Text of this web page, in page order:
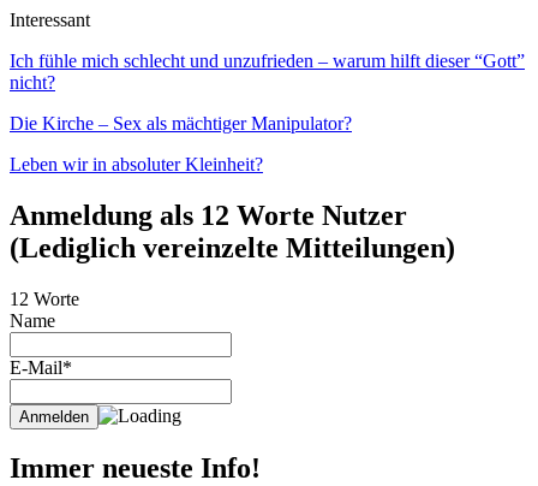
Interessant
Ich fühle mich schlecht und unzufrieden – warum hilft dieser “Gott”
nicht?
Die Kirche – Sex als mächtiger Manipulator?
Leben wir in absoluter Kleinheit?
Anmeldung als 12 Worte Nutzer
(Lediglich vereinzelte Mitteilungen)
12 Worte
Name
E-Mail*
Immer neueste Info!